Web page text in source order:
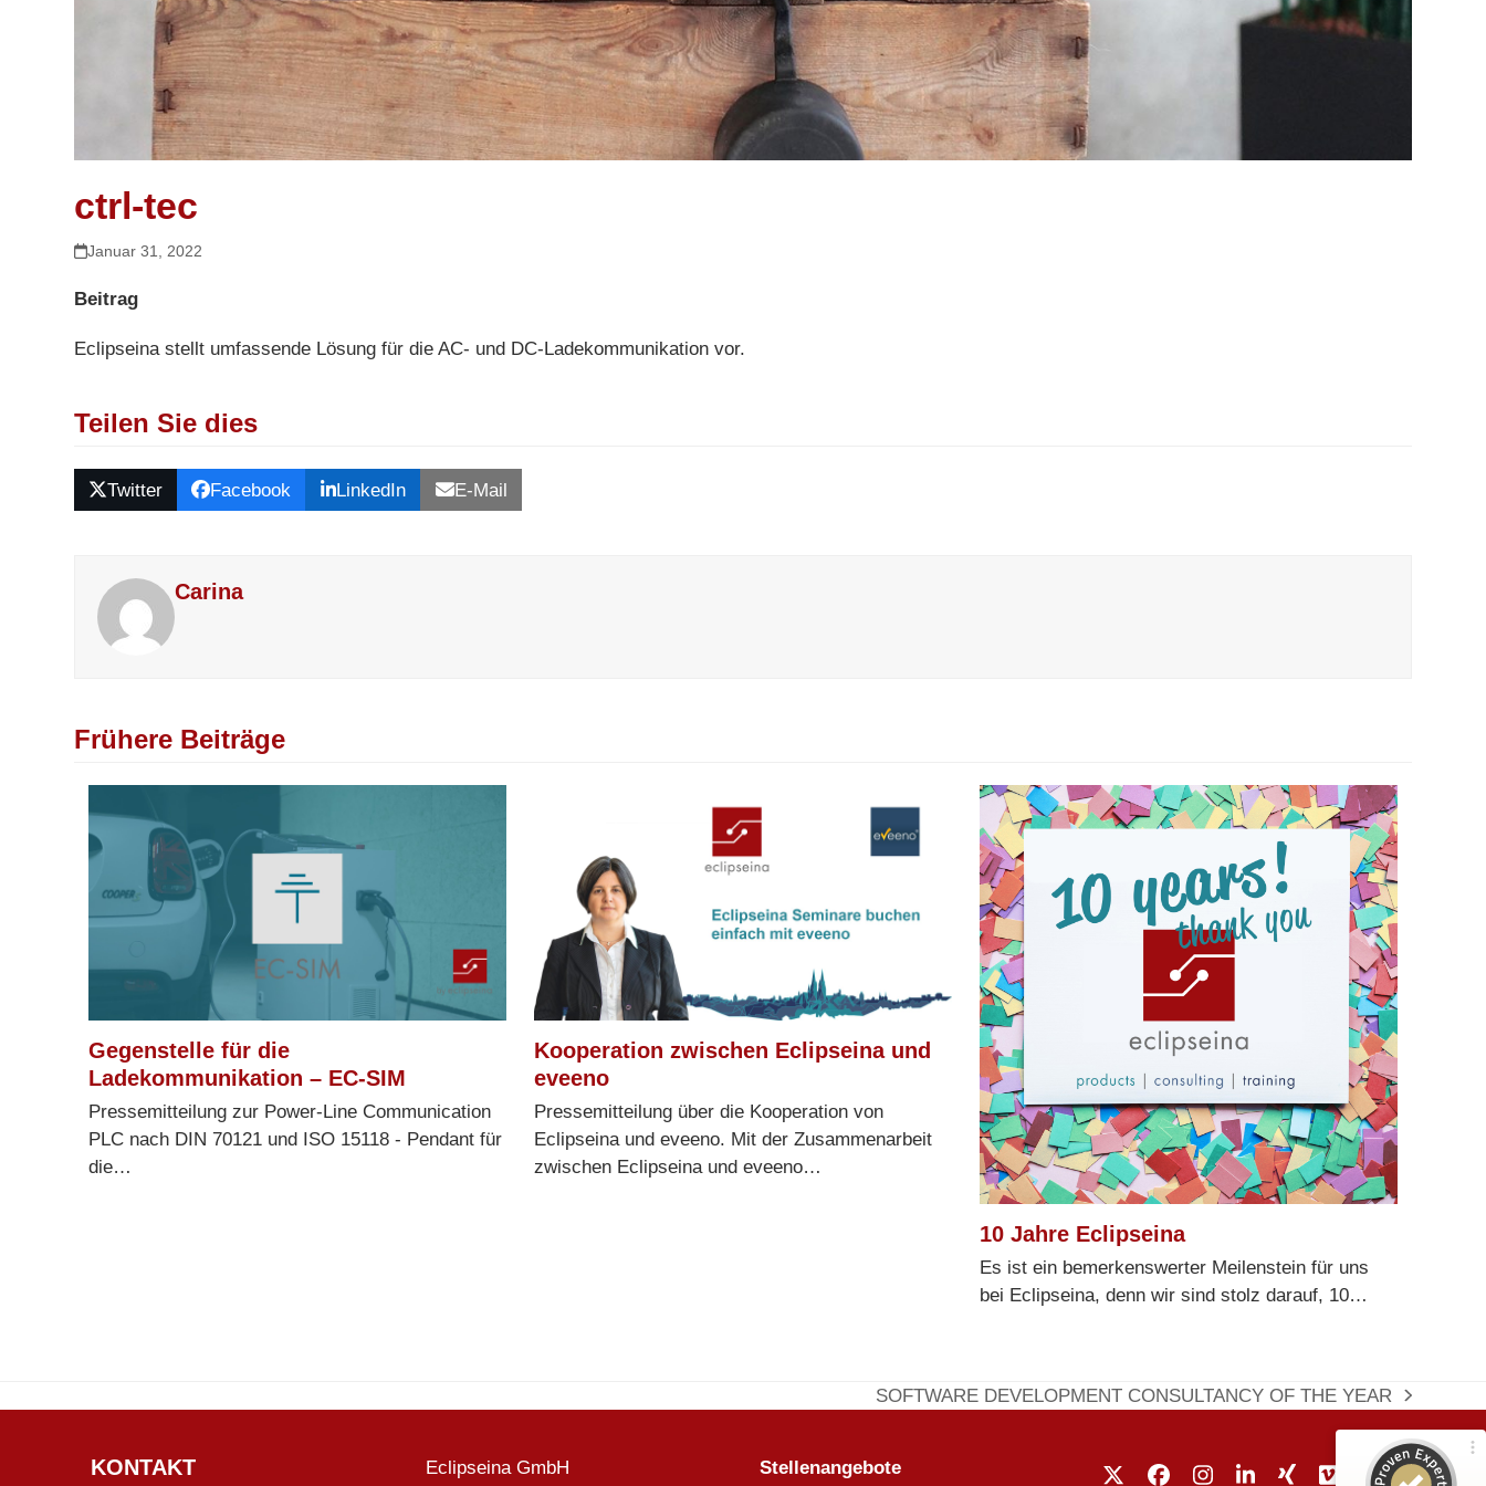
ctrl-tec
Januar 31, 2022
Beitrag
Eclipseina stellt umfassende Lösung für die AC- und DC-Ladekommunikation vor.
Teilen Sie dies
Twitter Facebook LinkedIn E-Mail
Carina
Frühere Beiträge
Gegenstelle für die
Ladekommunikation – EC-SIM
Pressemitteilung zur Power-Line Communication
PLC nach DIN 70121 und ISO 15118 - Pendant für
die…
Kooperation zwischen Eclipseina und
eveeno
Pressemitteilung über die Kooperation von
Eclipseina und eveeno. Mit der Zusammenarbeit
zwischen Eclipseina und eveeno…
10 Jahre Eclipseina
Es ist ein bemerkenswerter Meilenstein für uns
bei Eclipseina, denn wir sind stolz darauf, 10…
Nächster
SOFTWARE DEVELOPMENT CONSULTANCY OF THE YEAR
KONTAKT
Eclipseina GmbH
Stellenangebote
Eclipseina GmbH
165
Bewertungen auf
ProvenExpert.com
anderen Quellen